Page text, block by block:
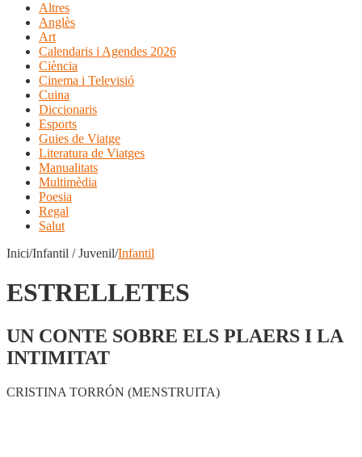
Altres
Anglès
Art
Calendaris i Agendes 2026
Ciència
Cinema i Televisió
Cuina
Diccionaris
Esports
Guies de Viatge
Literatura de Viatges
Manualitats
Multimèdia
Poesia
Regal
Salut
Inici/Infantil / Juvenil/Infantil
ESTRELLETES
UN CONTE SOBRE ELS PLAERS I LA
INTIMITAT
CRISTINA TORRÓN (MENSTRUITA)